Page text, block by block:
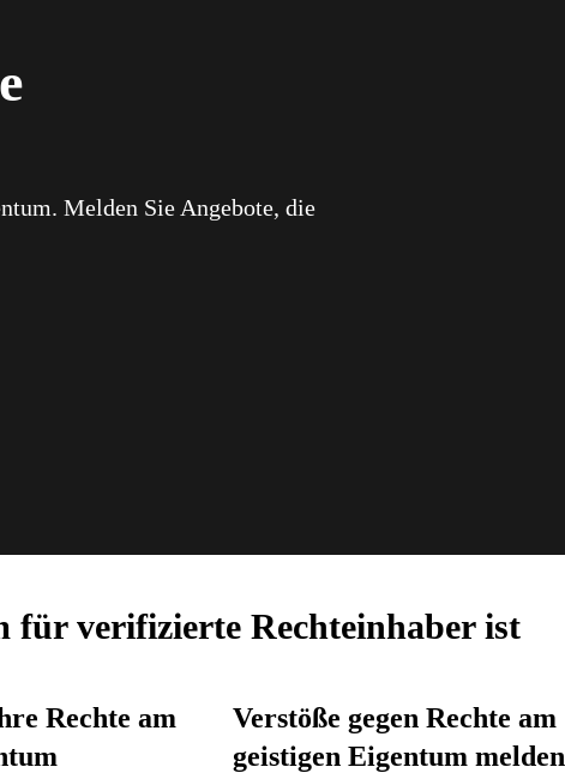
Melden Sie Angebote, die
für verifizierte Rechteinhaber ist
Rechte am
Verstöße gegen Rechte am
geistigen Eigentum melden